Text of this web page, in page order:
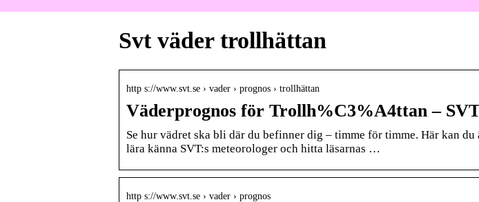
Svt väder trollhättan
http s://www.svt.se › vader › prognos › trollhättan
Väderprognos för Trollh%C3%A4ttan –
Se hur vädret ska bli där du befinner dig – timme för timme. Här kan du
lära känna SVT:s meteorologer och hitta läsarnas …
http s://www.svt.se › vader › prognos